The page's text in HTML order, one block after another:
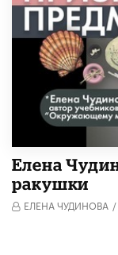
Елена
ракушки
ЕЛЕНА ЧУДИНОВА /